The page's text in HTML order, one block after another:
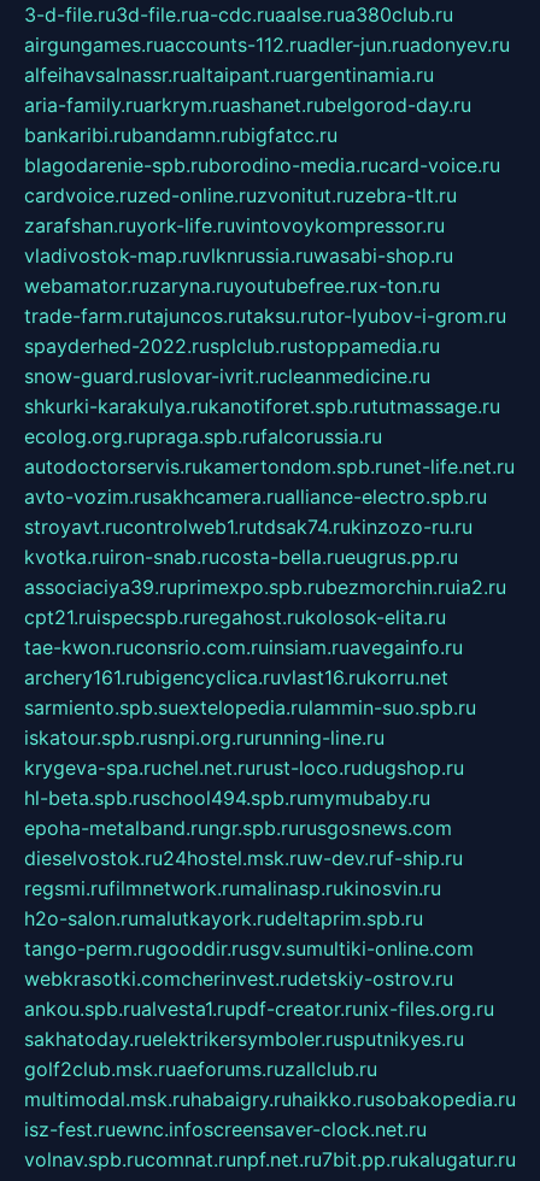
3-d-file.ru3d-file.rua-cdc.ruaalse.rua380club.ru
airgungames.ruaccounts-112.ruadler-jun.ruadonyev.ru
alfeihavsalnassr.rualtaipant.ruargentinamia.ru
aria-family.ruarkrym.ruashanet.rubelgorod-day.ru
bankaribi.rubandamn.rubigfatcc.ru
blagodarenie-spb.ruborodino-media.rucard-voice.ru
cardvoice.ruzed-online.ruzvonitut.ruzebra-tlt.ru
zarafshan.ruyork-life.ruvintovoykompressor.ru
vladivostok-map.ruvlknrussia.ruwasabi-shop.ru
webamator.ruzaryna.ruyoutubefree.rux-ton.ru
trade-farm.rutajuncos.rutaksu.rutor-lyubov-i-grom.ru
spayderhed-2022.rusplclub.rustoppamedia.ru
snow-guard.ruslovar-ivrit.rucleanmedicine.ru
shkurki-karakulya.rukanotiforet.spb.rututmassage.ru
ecolog.org.rupraga.spb.rufalcorussia.ru
autodoctorservis.rukamertondom.spb.runet-life.net.ru
avto-vozim.rusakhcamera.rualliance-electro.spb.ru
stroyavt.rucontrolweb1.rutdsak74.rukinzozo-ru.ru
kvotka.ruiron-snab.rucosta-bella.rueugrus.pp.ru
associaciya39.ruprimexpo.spb.rubezmorchin.ruia2.ru
cpt21.ruispecspb.ruregahost.rukolosok-elita.ru
tae-kwon.ruconsrio.com.ruinsiam.ruavegainfo.ru
archery161.rubigencyclica.ruvlast16.rukorru.net
sarmiento.spb.suextelopedia.rulammin-suo.spb.ru
iskatour.spb.rusnpi.org.rurunning-line.ru
krygeva-spa.ruchel.net.rurust-loco.rudugshop.ru
hl-beta.spb.ruschool494.spb.rumymubaby.ru
epoha-metalband.rungr.spb.rurusgosnews.com
dieselvostok.ru24hostel.msk.ruw-dev.ruf-ship.ru
regsmi.rufilmnetwork.rumalinasp.rukinosvin.ru
h2o-salon.rumalutkayork.rudeltaprim.spb.ru
tango-perm.rugooddir.rusgv.sumultiki-online.com
webkrasotki.comcherinvest.rudetskiy-ostrov.ru
ankou.spb.rualvesta1.rupdf-creator.runix-files.org.ru
sakhatoday.ruelektrikersymboler.rusputnikyes.ru
golf2club.msk.ruaeforums.ruzallclub.ru
multimodal.msk.ruhabaigry.ruhaikko.rusobakopedia.ru
isz-fest.ruewnc.infoscreensaver-clock.net.ru
volnav.spb.rucomnat.runpf.net.ru7bit.pp.rukalugatur.ru